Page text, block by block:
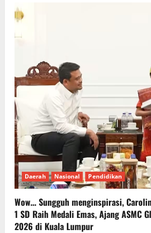
Daerah Nasional Pendidikan
Wow… Sungguh menginspirasi,
1 SD Raih Medali Emas, Ajang ASMC
2026 di Kuala Lumpur